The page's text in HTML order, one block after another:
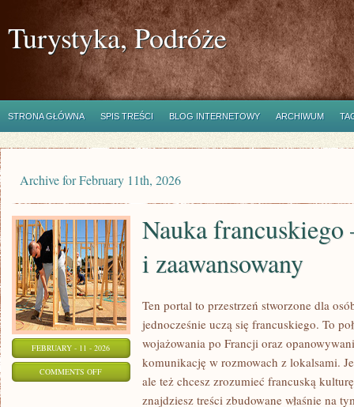
Turystyka, Podróże
STRONA GŁÓWNA SPIS TREŚCI BLOG INTERNETOWY ARCHIWUM
Archive for February 11th, 2026
FEBRUARY - 11 - 2026
COMMENTS OFFON
Nauka
i zaawansowany
Ten portal to przestrzeń stworzone dla
jednocześnie uczą się francuskiego. To
wojażowania po Francji oraz
komunikację w rozmowach z lokalsami.
ale też chcesz zrozumieć francuską
znajdziesz treści zbudowane właśnie na